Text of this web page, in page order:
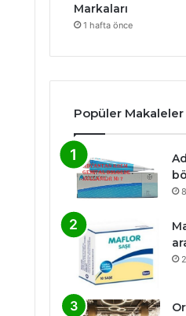
Markaları
1 hafta önce
Popüler Makaleler